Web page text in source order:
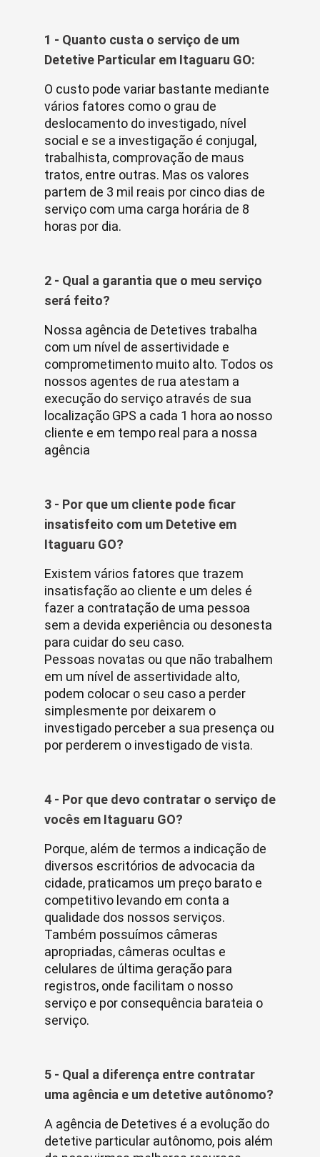
1 - Quanto custa o serviço de um
Detetive Particular em Itaguaru GO:
O custo pode variar bastante mediante
vários fatores como o grau de
deslocamento do investigado, nível
social e se a investigação é conjugal,
trabalhista, comprovação de maus
tratos, entre outras. Mas os valores
partem de 3 mil reais por cinco dias de
serviço com uma carga horária de 8
horas por dia.
2 - Qual a garantia que o meu serviço
será feito?
Nossa agência de Detetives trabalha
com um nível de assertividade e
comprometimento muito alto. Todos os
nossos agentes de rua atestam a
execução do serviço através de sua
localização GPS a cada 1 hora ao nosso
cliente e em tempo real para a nossa
agência
3 - Por que um cliente pode ficar
insatisfeito com um Detetive em
Itaguaru GO?
Existem vários fatores que trazem
insatisfação ao cliente e um deles é
fazer a contratação de uma pessoa
sem a devida experiência ou desonesta
para cuidar do seu caso.
Pessoas novatas ou que não trabalhem
em um nível de assertividade alto,
podem colocar o seu caso a perder
simplesmente por deixarem o
investigado perceber a sua presença ou
por perderem o investigado de vista.
4 - Por que devo contratar o serviço de
vocês em Itaguaru GO?
Porque, além de termos a indicação de
diversos escritórios de advocacia da
cidade, praticamos um preço barato e
competitivo levando em conta a
qualidade dos nossos serviços.
Também possuímos câmeras
apropriadas, câmeras ocultas e
celulares de última geração para
registros, onde facilitam o nosso
serviço e por consequência barateia o
serviço.
5 - Qual a diferença entre contratar
uma agência e um detetive autônomo?
A agência de Detetives é a evolução do
detetive particular autônomo, pois além